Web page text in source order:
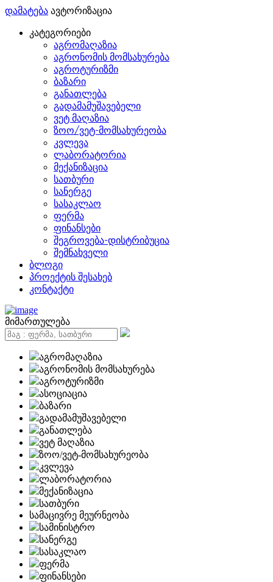
დამატება ავტორიზაცია
კატეგორიები
აგრომაღაზია
აგრონომის მომსახურება
აგროტურიზმი
ბაზარი
განათლება
გადამამუშავებელი
ვეტ მაღაზია
ზოო/ვეტ-მომსახურეობა
კვლევა
ლაბორატორია
მექანიზაცია
სათბური
სანერგე
სასაკლაო
ფერმა
ფინანსები
შეგროვება-დისტრიბუცია
შემნახველი
ბლოგი
პროექტის შესახებ
კონტაქტი
მიმართულება
აგრომაღაზია
აგრონომის მომსახურება
აგროტურიზმი
ასოციაცია
ბაზარი
გადამამუშავებელი
განათლება
ვეტ მაღაზია
ზოო/ვეტ-მომსახურეობა
კვლევა
ლაბორატორია
მექანიზაცია
სათბური
სამაცივრე მეურნეობა
სამინისტრო
სანერგე
სასაკლაო
ფერმა
ფინანსები